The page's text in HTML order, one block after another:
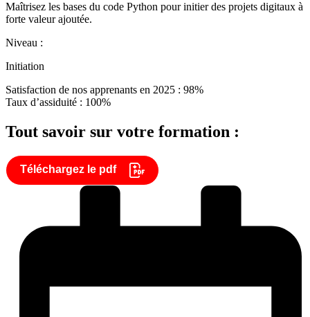
Maîtrisez les bases du code Python pour initier des projets digitaux à
forte valeur ajoutée.
Niveau :
Initiation
Satisfaction de nos apprenants en 2025 : 98%
Taux d’assiduité : 100%
Tout savoir sur votre formation :
Téléchargez le pdf